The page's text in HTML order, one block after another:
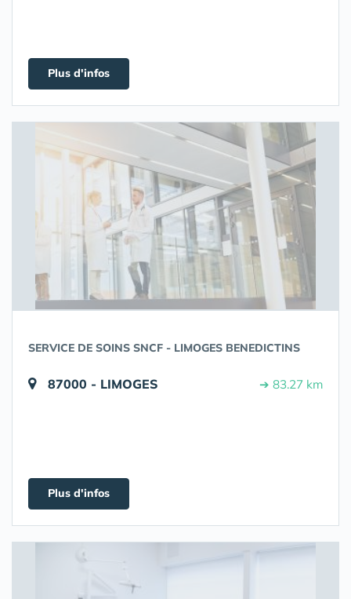
Plus d'infos
SERVICE DE SOINS SNCF - LIMOGES BENEDICTINS
87000 - LIMOGES ➔ 83.27 km
Plus d'infos